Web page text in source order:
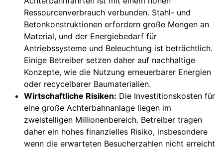
Ressourcenverbrauch verbunden. Stahl- und
Betonkonstruktionen erfordern große Mengen an
Material, und der Energiebedarf für
Antriebssysteme und Beleuchtung ist beträchtlich.
Einige Betreiber setzen daher auf nachhaltige
Konzepte, wie die Nutzung erneuerbarer Energien
oder recycelbarer Baumaterialien.
Wirtschaftliche Risiken: Die Investitionskosten für
eine große Achterbahnanlage liegen im
zweistelligen Millionenbereich. Betreiber tragen
daher ein hohes finanzielles Risiko, insbesondere
wenn die erwarteten Besucherzahlen nicht erreicht